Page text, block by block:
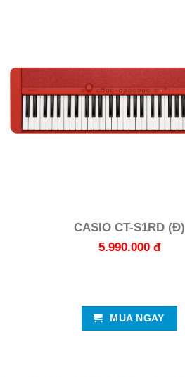
CASIO CT-S1RD (Đ)
5.990.000 đ
MUA NGAY